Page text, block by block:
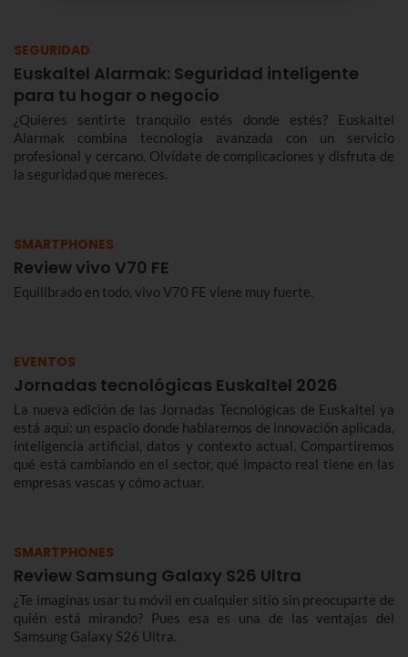
SEGURIDAD
Euskaltel Alarmak: Seguridad inteligente
para tu hogar o negocio
¿Quieres sentirte tranquilo estés donde estés? Euskaltel
Alarmak combina tecnología avanzada con un servicio
profesional y cercano. Olvídate de complicaciones y disfruta de
la seguridad que mereces.
SMARTPHONES
Review vivo V70 FE
Equilibrado en todo, vivo V70 FE viene muy fuerte.
EVENTOS
Jornadas tecnológicas Euskaltel 2026
La nueva edición de las Jornadas Tecnológicas de Euskaltel ya
está aquí: un espacio donde hablaremos de innovación aplicada,
inteligencia artificial, datos y contexto actual. Compartiremos
qué está cambiando en el sector, qué impacto real tiene en las
empresas vascas y cómo actuar.
SMARTPHONES
Review Samsung Galaxy S26 Ultra
¿Te imaginas usar tu móvil en cualquier sitio sin preocuparte de
quién está mirando? Pues esa es una de las ventajas del
Samsung Galaxy S26 Ultra.